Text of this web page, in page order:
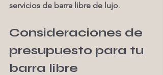
servicios de barra libre de lujo.
Consideraciones de
presupuesto para tu
barra libre